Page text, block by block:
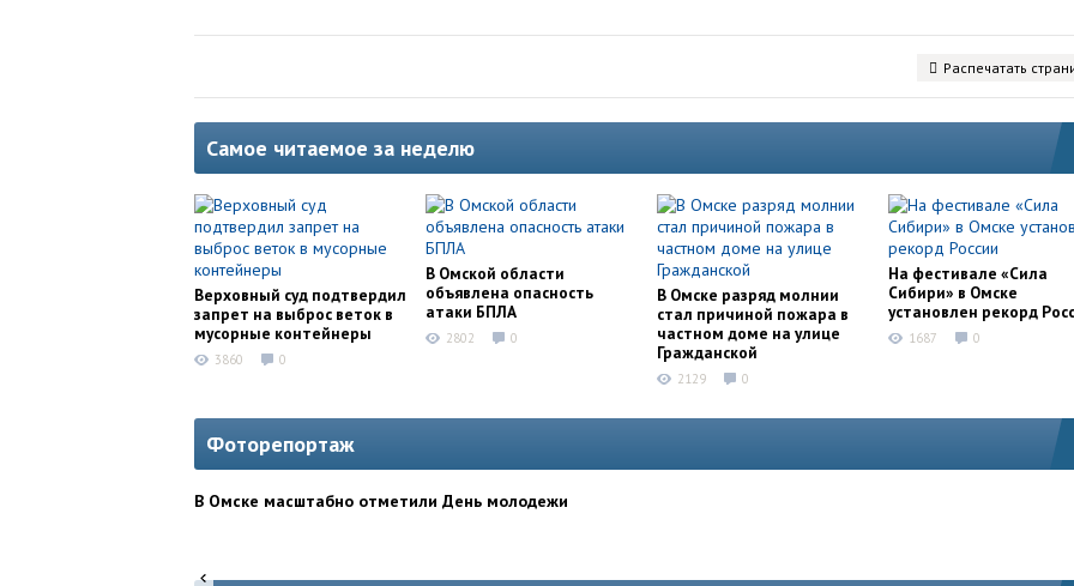
Распечатать
Самое читаемое за неделю
Верховный суд подтвердил
запрет на выброс веток в
мусорные контейнеры
3860 0
В Омской области
объявлена опасность
атаки БПЛА
2802 0
В Омске разряд молнии
стал причиной пожара в
частном доме на улице
Гражданской
2129 0
На фестивале «Сила
Сибири» в Омске
установлен рекорд
1687 0
Фоторепортаж
В Омске масштабно отметили День молодежи